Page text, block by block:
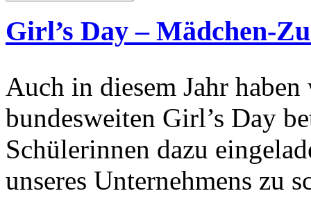
Girl’s Day – Mädchen-
Auch in diesem Jahr
bundesweiten Girl’s Day
Schülerinnen dazu
unseres Unternehmens zu